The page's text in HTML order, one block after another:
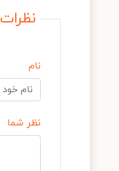
نظرات
نام
نظر شما